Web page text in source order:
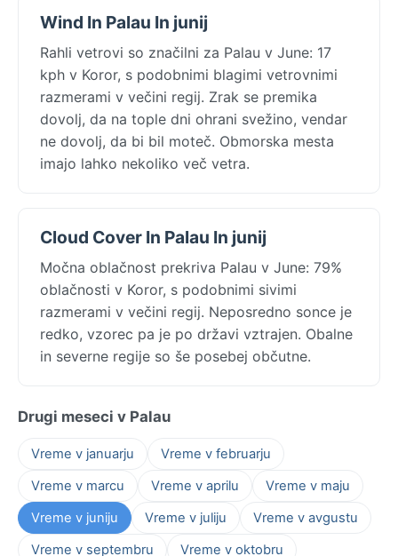
Wind In Palau In junij
Rahli vetrovi so značilni za Palau v June: 17
kph v Koror, s podobnimi blagimi vetrovnimi
razmerami v večini regij. Zrak se premika
dovolj, da na tople dni ohrani svežino, vendar
ne dovolj, da bi bil moteč. Obmorska mesta
imajo lahko nekoliko več vetra.
Cloud Cover In Palau In junij
Močna oblačnost prekriva Palau v June: 79%
oblačnosti v Koror, s podobnimi sivimi
razmerami v večini regij. Neposredno sonce je
redko, vzorec pa je po državi vztrajen. Obalne
in severne regije so še posebej občutne.
Drugi meseci v Palau
Vreme v januarju
Vreme v februarju
Vreme v marcu
Vreme v aprilu
Vreme v maju
Vreme v juniju
Vreme v juliju
Vreme v avgustu
Vreme v septembru
Vreme v oktobru